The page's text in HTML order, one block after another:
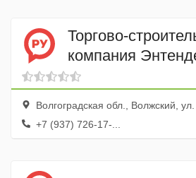
Торгово-
компания
Волгоградская обл., Волжский,
+7 (937) 726-17-...